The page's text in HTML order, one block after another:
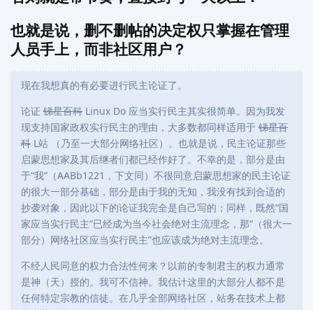
也就是说，删不删帖的决定权只掌握在管理
人员手上，而非社区用户？
现在我想真的有必要进行民主论证了。
论证 锑星百科 Linux Do 应当实行民主其实很简单。因为我发
现支持国家政权实行民主的理由，大多数都同样适用于 锑星百
科 L站 （乃至一大部分网络社区）。也就是说，民主论证那些
启蒙思想家及其后继者们都已经作好了。不幸的是，部分是由
于“我”（AABb1221，下文同）不很同意启蒙思想家的民主论证
的很大一部分基础，部分是由于我的无知，我没有找到合适的
抄袭对象，因此以下的论证我完全是自己写的；同样，既然“国
家应当实行民主”已经成为当今社会绝对主流理念，那“（很大一
部分）网络社区应当实行民主”也应该成为绝对主流理念。
不经人民同意的权力合法性何来？以前的专制君主的权力通常
是神（天）授的。我可不信神。我估计这里的大部分人都不是
任何特定宗教的信徒。在几乎全部网络社区，站务在技术上都